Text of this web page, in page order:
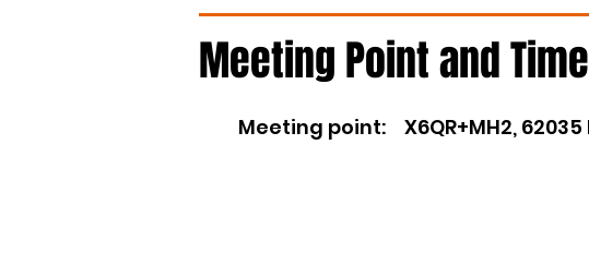
Meeting Point and Time
Meeting point: X6QR+MH2,